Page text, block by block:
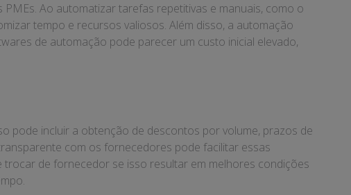
Ao automatizar tarefas repetitivas e manuais, como o
tempo e recursos valiosos. Além disso, a automação
de automação pode parecer um custo inicial elevado,
pode incluir a obtenção de descontos por volume, prazos de
com os fornecedores pode facilitar essas
de fornecedor se isso resultar em melhores condições